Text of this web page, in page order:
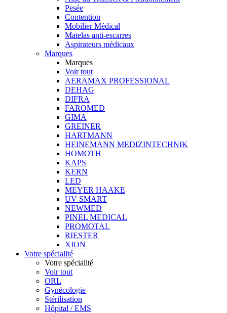
Pesée
Contention
Mobilier Médical
Matelas anti-escarres
Aspirateurs médicaux
Marques
Marques
Voir tout
AERAMAX PROFESSIONAL
DEHAG
DIFRA
FAROMED
GIMA
GREINER
HARTMANN
HEINEMANN MEDIZINTECHNIK
HOMOTH
KAPS
KERN
LED
MEYER HAAKE
UV SMART
NEWMED
PINEL MEDICAL
PROMOTAL
RIESTER
XION
Votre spécialité
Votre spécialité
Voir tout
ORL
Gynécologie
Stérilisation
Hôpital / EMS